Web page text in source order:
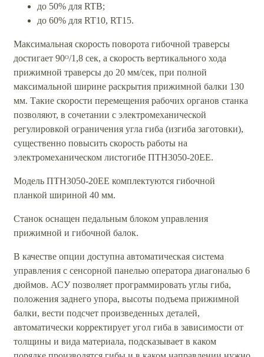
до 50% для RTB;
до 60% для RT10, RT15.
Максимальная скорость поворота гибочной траверсы
достигает 90ᴼ/1,8 сек, а скорость вертикального хода
прижимной траверсы до 20 мм/сек, при полной
максимальной ширине раскрытия прижимной балки 130
мм. Такие скорости перемещения рабочих органов станка
позволяют, в сочетании с электромеханической
регулировкой ограничения угла гиба (изгиба заготовки),
существенно повысить скорость работы на
электромеханическом листогибе ПТН3050-20ЕЕ.
Модель ПТН3050-20ЕЕ комплектуются гибочной
планкой шириной 40 мм.
Станок оснащен педальным блоком управления
прижимной и гибочной балок.
В качестве опции доступна автоматическая система
управления с сенсорной панелью оператора диагональю 6
дюймов. АСУ позволяет программировать углы гиба,
положения заднего упора, высоты подъема прижимной
балки, вести подсчет произведенных деталей,
автоматически корректирует угол гиба в зависимости от
толщины и вида материала, подсказывает в каком